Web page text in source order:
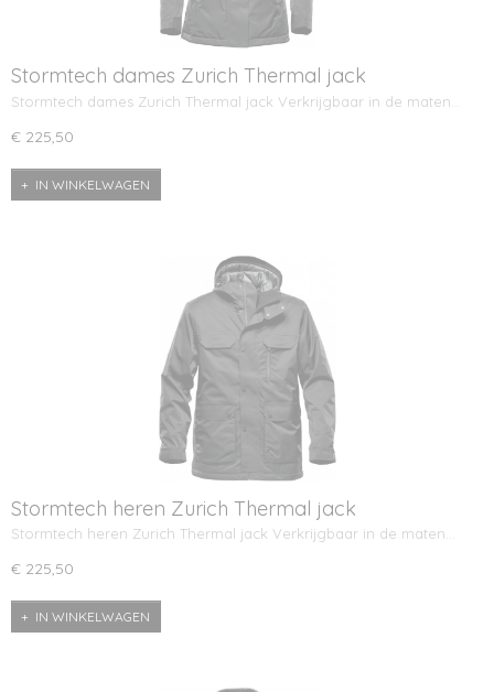
Stormtech dames Zurich Thermal jack
Stormtech dames Zurich Thermal jack Verkrijgbaar in de maten…
€ 225,50
IN WINKELWAGEN
Stormtech heren Zurich Thermal jack
Stormtech heren Zurich Thermal jack Verkrijgbaar in de maten…
€ 225,50
IN WINKELWAGEN